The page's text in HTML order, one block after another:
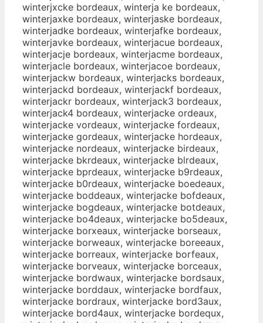
winterjxcke bordeaux, winterja ke bordeaux,
winterjaxke bordeaux, winterjaske bordeaux,
winterjadke bordeaux, winterjafke bordeaux,
winterjavke bordeaux, winterjacue bordeaux,
winterjacje bordeaux, winterjacme bordeaux,
winterjacle bordeaux, winterjacoe bordeaux,
winterjackw bordeaux, winterjacks bordeaux,
winterjackd bordeaux, winterjackf bordeaux,
winterjackr bordeaux, winterjack3 bordeaux,
winterjack4 bordeaux, winterjacke ordeaux,
winterjacke vordeaux, winterjacke fordeaux,
winterjacke gordeaux, winterjacke hordeaux,
winterjacke nordeaux, winterjacke birdeaux,
winterjacke bkrdeaux, winterjacke blrdeaux,
winterjacke bprdeaux, winterjacke b9rdeaux,
winterjacke b0rdeaux, winterjacke boedeaux,
winterjacke boddeaux, winterjacke bofdeaux,
winterjacke bogdeaux, winterjacke botdeaux,
winterjacke bo4deaux, winterjacke bo5deaux,
winterjacke borxeaux, winterjacke borseaux,
winterjacke borweaux, winterjacke boreeaux,
winterjacke borreaux, winterjacke borfeaux,
winterjacke borveaux, winterjacke borceaux,
winterjacke bordwaux, winterjacke bordsaux,
winterjacke borddaux, winterjacke bordfaux,
winterjacke bordraux, winterjacke bord3aux,
winterjacke bord4aux, winterjacke bordequx,